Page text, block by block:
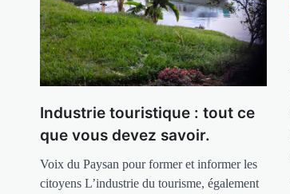
Industrie touristique : tout ce
que vous devez savoir.
Voix du Paysan pour former et informer les
citoyens L’industrie du tourisme, également